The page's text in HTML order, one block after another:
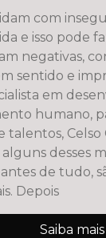
com
e isso pode
negativas,
sentido e
em
humano,
talentos, Celso
desses
de tudo,
Depois
Saiba mais